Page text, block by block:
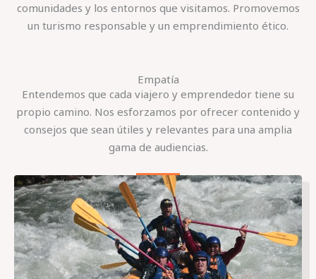
comunidades y los entornos que visitamos. Promovemos
un turismo responsable y un emprendimiento ético.
Empatía
Entendemos que cada viajero y emprendedor tiene su
propio camino. Nos esforzamos por ofrecer contenido y
consejos que sean útiles y relevantes para una amplia
gama de audiencias.